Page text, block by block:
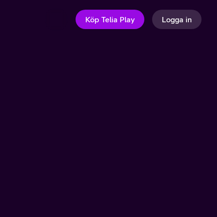
Köp Telia Play Logga in